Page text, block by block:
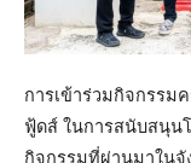
การเข้าร่วมกิจกรรม
ฟู้ดส์ ในการสนับสนุน
กิจกรรมที่ผ่านมาใน